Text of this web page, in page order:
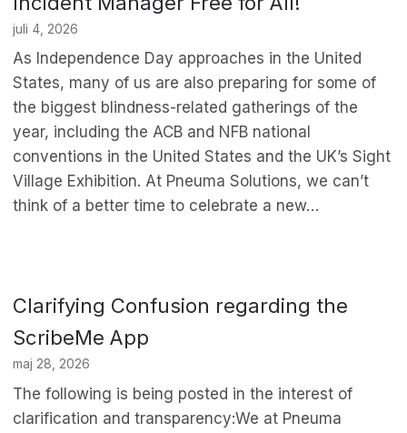
juli 4, 2026
As Independence Day approaches in the United
States, many of us are also preparing for some of
the biggest blindness-related gatherings of the
year, including the ACB and NFB national
conventions in the United States and the UK’s Sight
Village Exhibition. At Pneuma Solutions, we can’t
think of a better time to celebrate a new…
Clarifying Confusion regarding the
ScribeMe App
maj 28, 2026
The following is being posted in the interest of
clarification and transparency:We at Pneuma